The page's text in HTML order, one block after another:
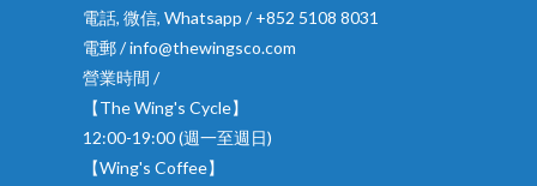
電話, 微信, Whatsapp / +852 5108 8031
電郵 / info@thewingsco.com
營業時間 /
【The Wing's Cycle】
12:00-19:00 (週一至週日)
【Wing's Coffee】